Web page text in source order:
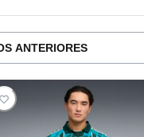
ANTERIORES